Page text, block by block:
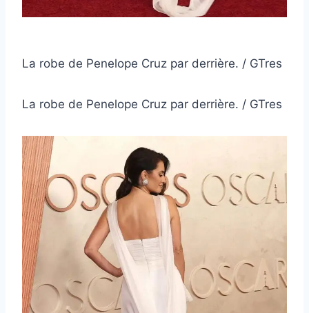
La robe de Penelope Cruz par derrière. / GTres
La robe de Penelope Cruz par derrière. / GTres